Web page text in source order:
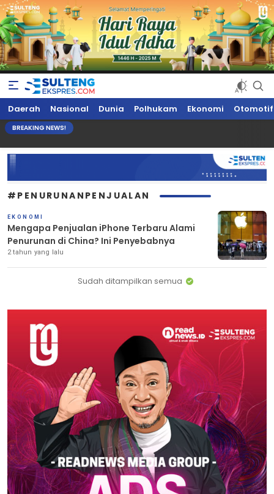
Sultengekspres.com
Berita Seputar Sulteng Hari Ini, Update Terkini, Suaranya Rakyat
Sulteng
Daerah Nasional Dunia Polhukam Ekonomi Otomotif
BREAKING NEWS!
#PENURUNANPENJUALAN
EKONOMI
Mengapa Penjualan iPhone Terbaru Alami
Penurunan di China? Ini Penyebabnya
2 tahun yang lalu
Sudah ditampilkan semua